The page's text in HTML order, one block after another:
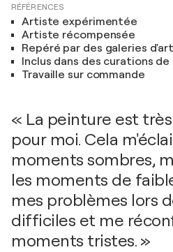
RÉFÉRENCES
Artiste expérimentée
Artiste récompensée
Repéré par des galeries d'art
Inclus dans des curations
Travaille sur commande
« La peinture est
pour moi. Cela
moments sombres,
les moments de
mes problèmes lors
difficiles et me
moments tristes. »